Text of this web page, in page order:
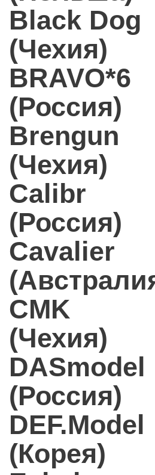
Black Dog
(Чехия)
BRAVO*6
(Россия)
Brengun
(Чехия)
Calibr
(Россия)
Cavalier
CMK
(Чехия)
DASmodel
(Россия)
DEF.Model
(Корея)